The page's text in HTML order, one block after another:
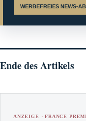
WERBEFREIES NEWS-
Ende des Artikels
ANZEIGE · FRANCE